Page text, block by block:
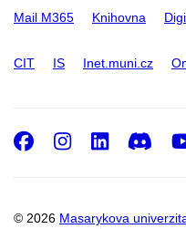
Mail M365 Knihovna
CIT IS Inet.muni.cz
© 2026 Masarykova
Facebook